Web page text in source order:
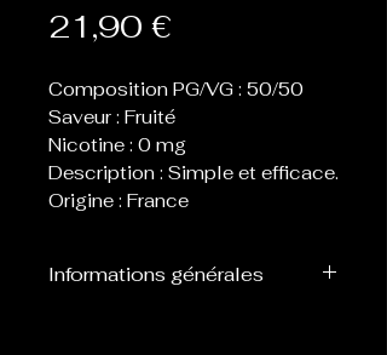
21,90 €
Composition PG/VG : 50/50
Saveur : Fruité
Nicotine : 0 mg
Description : Simple et efficace.
Origine : France
Informations générales